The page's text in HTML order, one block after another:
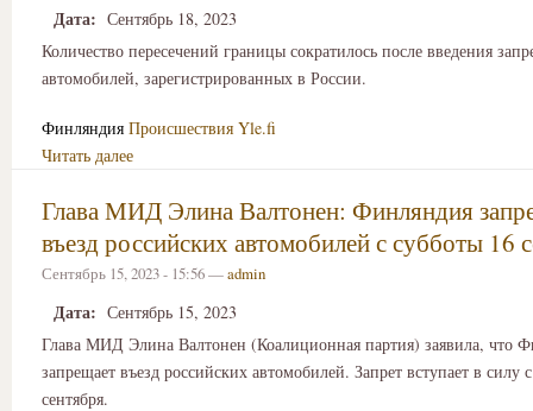
Дата: Сентябрь 18, 2023
Количество пересечений границы сократилось после введения
автомобилей, зарегистрированных в России.
Финляндия Происшествия Yle.fi
Читать далее
Глава МИД Элина Валтонен: Финляндия
въезд российских автомобилей с субботы 16
Сентябрь 15, 2023 - 15:56 —admin
Дата: Сентябрь 15, 2023
Глава МИД Элина Валтонен (Коалиционная партия) заявила, что
запрещает въезд российских автомобилей. Запрет вступает в силу
сентября.